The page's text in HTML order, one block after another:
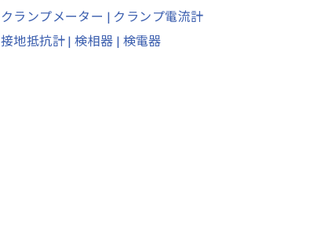
クランプメーター | クランプ電流計
接地抵抗計 | 検相器 | 検電器